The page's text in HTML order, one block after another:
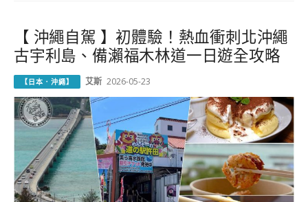
【 沖繩自駕 】初體驗！熱血衝刺北沖繩
古宇利島、備瀨福木林道一日遊全攻略
【日本．沖繩】 艾斯 2026-05-23